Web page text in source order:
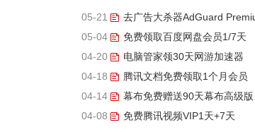
05-21
去广告大杀器AdGuard
05-04
免费领取百度网盘会员1/7天
04-20
电脑管家领30天网游加速器
04-18
腾讯文档免费领取1个月会员
04-14
幕布免费赠送90天幕布高级版
04-08
免费腾讯视频VIP1天+7天